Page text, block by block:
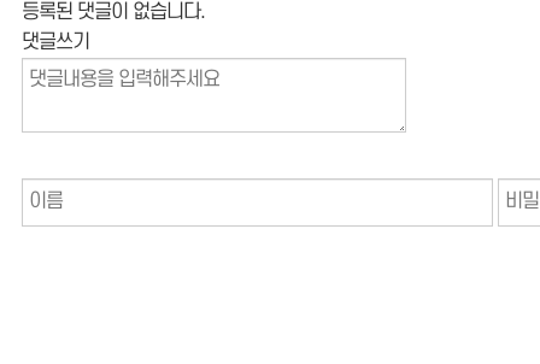
등록된 댓글이 없습니다.
댓글쓰기